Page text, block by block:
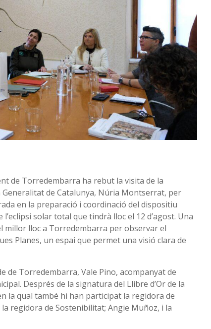
de Torredembarra ha rebut la visita de la
Generalitat de Catalunya, Núria Montserrat, per
en la preparació i coordinació del dispositiu
solar total que tindrà lloc el 12 d’agost. Una
millor lloc a Torredembarra per observar el
Planes, un espai que permet una visió clara de
de Torredembarra, Vale Pino, acompanyat de
Després de la signatura del Llibre d’Or de la
la qual també hi han participat la regidora de
regidora de Sostenibilitat; Angie Muñoz, i la